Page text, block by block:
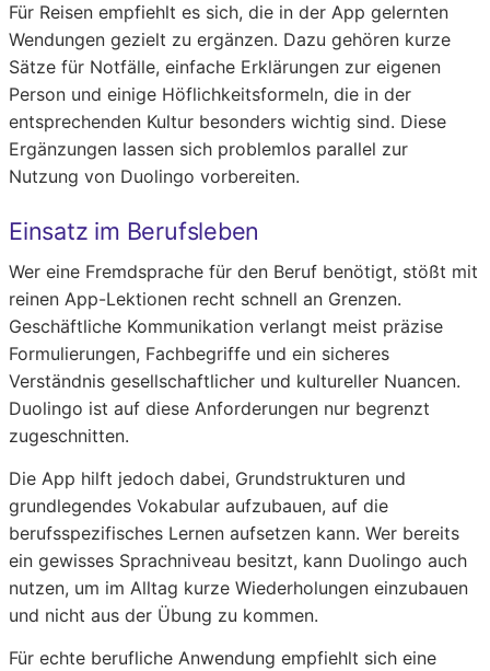
Für Reisen empfiehlt es sich, die in der App gelernten
Wendungen gezielt zu ergänzen. Dazu gehören kurze
Sätze für Notfälle, einfache Erklärungen zur eigenen
Person und einige Höflichkeitsformeln, die in der
entsprechenden Kultur besonders wichtig sind. Diese
Ergänzungen lassen sich problemlos parallel zur
Nutzung von Duolingo vorbereiten.
Einsatz im Berufsleben
Wer eine Fremdsprache für den Beruf benötigt, stößt mit
reinen App-Lektionen recht schnell an Grenzen.
Geschäftliche Kommunikation verlangt meist präzise
Formulierungen, Fachbegriffe und ein sicheres
Verständnis gesellschaftlicher und kultureller Nuancen.
Duolingo ist auf diese Anforderungen nur begrenzt
zugeschnitten.
Die App hilft jedoch dabei, Grundstrukturen und
grundlegendes Vokabular aufzubauen, auf die
berufsspezifisches Lernen aufsetzen kann. Wer bereits
ein gewisses Sprachniveau besitzt, kann Duolingo auch
nutzen, um im Alltag kurze Wiederholungen einzubauen
und nicht aus der Übung zu kommen.
Für echte berufliche Anwendung empfiehlt sich eine